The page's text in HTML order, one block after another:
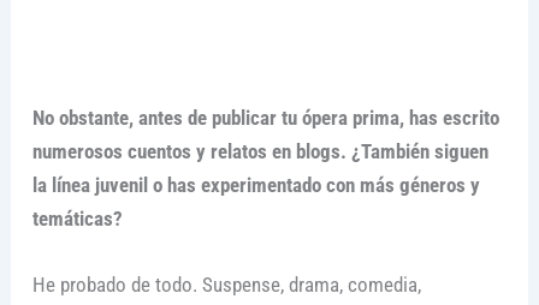
No obstante, antes de publicar tu ópera prima, has escrito
numerosos cuentos y relatos en blogs. ¿También siguen
la línea juvenil o has experimentado con más géneros y
temáticas?
He probado de todo. Suspense, drama, comedia,